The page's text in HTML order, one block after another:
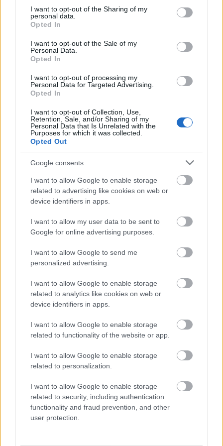
not limited to your visit or usage behaviour. You may click to
grant or deny consent to Google and its third-party tags to
use your data for below specified purposes in below Google
consent section.
I want to opt-out of the Sharing of my
personal data.
Opted In
I want to opt-out of the Sale of my
Personal Data.
Opted In
I want to opt-out of processing my
Personal Data for Targeted Advertising.
Opted In
I want to opt-out of Collection, Use,
Retention, Sale, and/or Sharing of my
Personal Data that Is Unrelated with the
Purposes for which it was collected.
Opted Out
Google consents
I want to allow Google to enable storage
related to advertising like cookies on web or
device identifiers in apps.
I want to allow my user data to be sent to
Google for online advertising purposes.
I want to allow Google to send me
personalized advertising.
I want to allow Google to enable storage
related to analytics like cookies on web or
device identifiers in apps.
I want to allow Google to enable storage
related to functionality of the website or app.
I want to allow Google to enable storage
related to personalization.
I want to allow Google to enable storage
related to security, including authentication
functionality and fraud prevention, and other
user protection.
mert mint kiderült, a Fehér Házban…
szókátrány: a nyár királyai, frances
A héten két rendhagyó fejlődéstörténet is mozikba
nagybetűs életet, a másikban egy felnőtt nő fel a
felnőttséghez. A nyár királyai [The Kings of Summer]
(2013) Hogy is néz ki egy felnőtt egy kamasz
szemével? Nála van a pénz,…
a nagy pilotmustra #3 (szeptember-
október)
Tisztelet a kevés kivételnek, de az őszi tévés
szezonról (beszámoló itt és itt) szerzett eddigi
benyomásaim a legnagyobb jóindulattal sem
nevezhetők jónak. Az amerikai csatornák legutóbbi
próbálkozásai ha nem is jelentősen, de azért
javítottak az összképen; már ha javulásnak…
a nagy pilotmustra #2 (szeptember-
október)
teli pilotmustrája nem szegte kedvemet: most ismét
itt van nyolc első rész. És bár addig nincs vége, míg a
kövér nő énekel, de egyre inkább úgy érzem, hogy ez
a sorozatősz pontosan ugyanolyan lesz, mint a